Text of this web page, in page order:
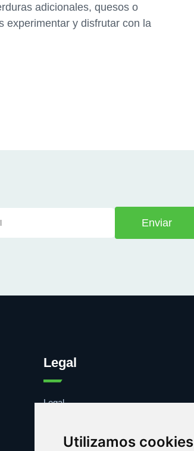
Utilizamos cookies
adicionales, quesos o
experimentar y disfrutar con la
Enviar
Legal
Legal
Contacto